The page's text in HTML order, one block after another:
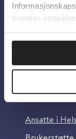
hvordan
innsikt som gjør
Information
Ansatte i